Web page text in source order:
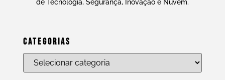
de Tecnologia, Segurança, Inovação e Nuvem.
Categorias